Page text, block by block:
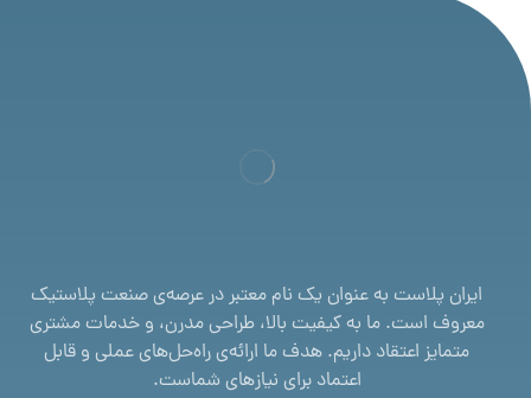
ایران پلاست به عنوان یک نام معتبر در عرصه‌ی صنعت پلاستیک
معروف است. ما به کیفیت بالا، طراحی مدرن، و خدمات مشتری
متمایز اعتقاد داریم. هدف ما ارائه‌ی راه‌حل‌های عملی و قابل
اعتماد برای نیازهای شماست.